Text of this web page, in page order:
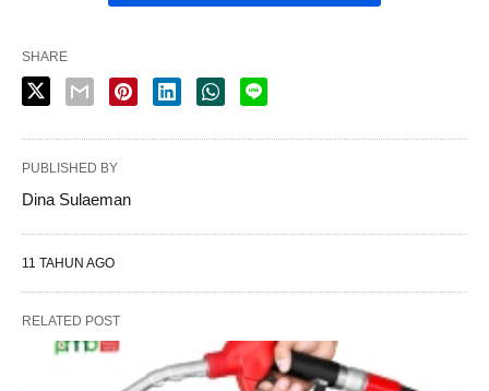
SHARE
PUBLISHED BY
Dina Sulaeman
11 TAHUN AGO
RELATED POST